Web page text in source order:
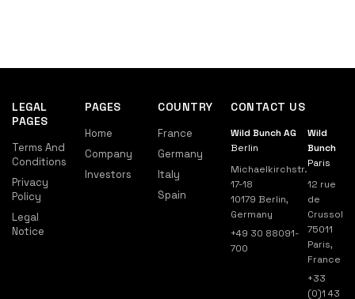
LEGAL
PAGES
Terms And
Conditions
Privacy
Policy
Legal
Notice
PAGES
Home
Company
Investors
COUNTRY
France
Germany
Italy
Spain
CONTACT US
Wild Bunch AG
Berlin
Michaelkirchstr.
17-18
10179 Berlin,
Germany
+49 30 88091-
700
Wild
Bunch
Paris
12 rue
de
Crussol
75011
Paris,
France
+33
(0)1 43